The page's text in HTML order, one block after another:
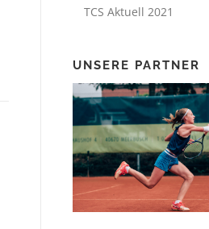
TCS Aktuell 2021
UNSERE PARTNER